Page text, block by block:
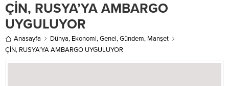
ÇİN, RUSYA’YA AMBARGO
UYGULUYOR
Anasayfa Dünya, Ekonomi,Genel,Gündem, Manşet
ÇİN, RUSYA’YA AMBARGO UYGULUYOR